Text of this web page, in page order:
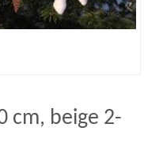
cm, beige 2-